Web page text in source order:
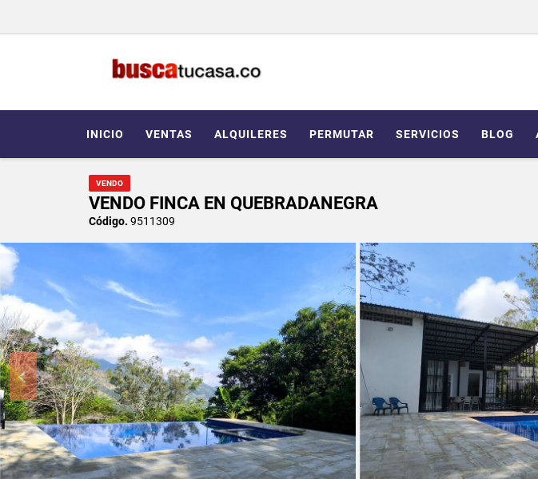
INICIO VENTAS ALQUILERES PERMUTAR SERVICIOS BLOG
VENDO
VENDO FINCA EN QUEBRADANEGRA
Código. 9511309